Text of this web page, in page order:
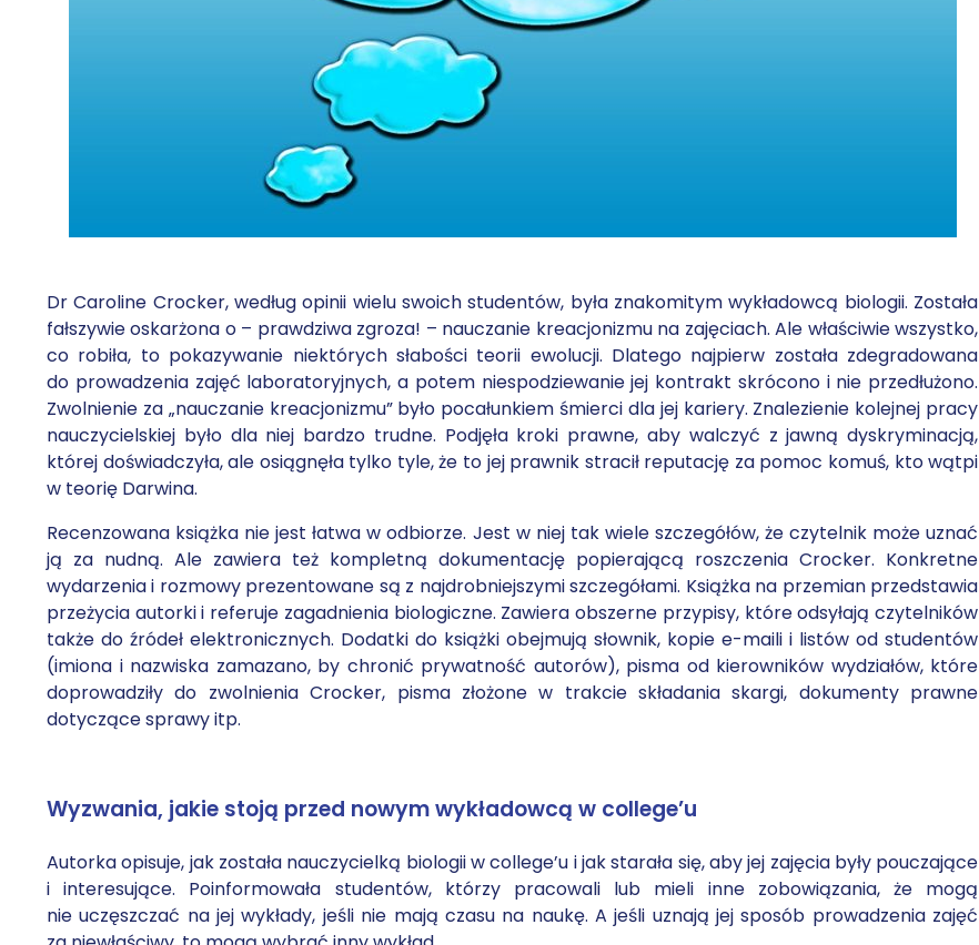
Dr Caroline Crocker, według opinii wielu swoich studentów, była znakomitym wykładowcą biologii. Została
fałszywie oskarżona o – prawdziwa zgroza! – nauczanie kreacjonizmu na zajęciach. Ale właściwie wszystko,
co robiła, to pokazywanie niektórych słabości teorii ewolucji. Dlatego najpierw została zdegradowana
do prowadzenia zajęć laboratoryjnych, a potem niespodziewanie jej kontrakt skrócono i nie przedłużono.
Zwolnienie za „nauczanie kreacjonizmu” było pocałunkiem śmierci dla jej kariery. Znalezienie kolejnej pracy
nauczycielskiej było dla niej bardzo trudne. Podjęła kroki prawne, aby walczyć z jawną dyskryminacją,
której doświadczyła, ale osiągnęła tylko tyle, że to jej prawnik stracił reputację za pomoc komuś, kto wątpi
w teorię Darwina.
Recenzowana książka nie jest łatwa w odbiorze. Jest w niej tak wiele szczegółów, że czytelnik może uznać
ją za nudną. Ale zawiera też kompletną dokumentację popierającą roszczenia Crocker. Konkretne
wydarzenia i rozmowy prezentowane są z najdrobniejszymi szczegółami. Książka na przemian przedstawia
przeżycia autorki i referuje zagadnienia biologiczne. Zawiera obszerne przypisy, które odsyłają czytelników
także do źródeł elektronicznych. Dodatki do książki obejmują słownik, kopie e-maili i listów od studentów
(imiona i nazwiska zamazano, by chronić prywatność autorów), pisma od kierowników wydziałów, które
doprowadziły do zwolnienia Crocker, pisma złożone w trakcie składania skargi, dokumenty prawne
dotyczące sprawy itp.
Wyzwania, jakie stoją przed nowym wykładowcą w college’u
Autorka opisuje, jak została nauczycielką biologii w college’u i jak starała się, aby jej zajęcia były pouczające
i interesujące. Poinformowała studentów, którzy pracowali lub mieli inne zobowiązania, że ​​mogą
nie uczęszczać na jej wykłady, jeśli nie mają czasu na naukę. A jeśli uznają jej sposób prowadzenia zajęć